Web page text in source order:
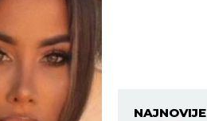
NAJNOVIJE